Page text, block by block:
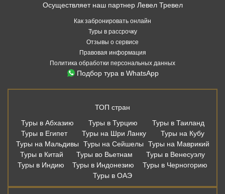
Осуществляет наш партнер Левел Тревел
Как забронировать онлайн
Туры в рассрочку
Отзывы о сервисе
Правовая информация
Политика обработки персональных данных
Подбор тура в WhatsApp
ТОП стран
Туры в Абхазию
Туры в Турцию
Туры в Таиланд
Туры в Египет
Туры на Шри Ланку
Туры на Кубу
Туры на Мальдивы
Туры на Сейшелы
Туры на Маврикий
Туры в Китай
Туры во Вьетнам
Туры в Венесуэлу
Туры в Индию
Туры в Индонезию
Туры в Черногорию
Туры в ОАЭ